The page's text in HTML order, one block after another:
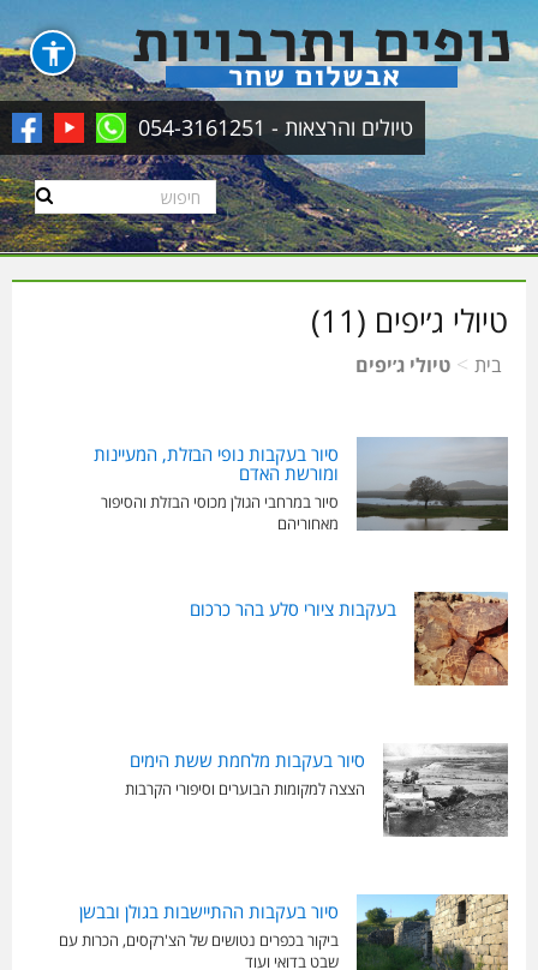
טיולים והרצאות - 054-3161251
טיולי ג׳יפים (11)
בית > טיולי ג׳יפים
סיור בעקבות נופי הבזלת, המעיינות
ומורשת האדם
סיור במרחבי הגולן מכוסי הבזלת והסיפור
מאחוריהם
בעקבות ציורי סלע בהר כרכום
סיור בעקבות מלחמת ששת הימים
הצצה למקומות הבוערים וסיפורי הקרבות
סיור בעקבות ההתיישבות בגולן ובבשן
ביקור בכפרים נטושים של הצ'רקסים, הכרות עם
שבט בדואי ועוד